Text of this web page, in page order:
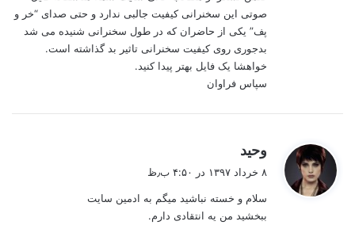
صوتی این سخنرانی کیفیت جالبی ندارد و حتی صدای “خر و
پف” یکی از حاضران که در طول سخنرانی شنیده می شد
بدجوری روی کیفیت سخنرانی تاثیر بد گذاشته است.
خواهشا یک فایل بهتر پیدا کنید.
سپاس فراوان
وحید
:
۸ خرداد ۱۳۹۷ در ۴:۵۰ ب٫ظ
سلام و خسته نباشید میگم به ادمین سایت
ببخشید من یه انتقادی دارم.